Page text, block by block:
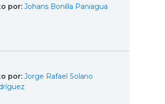
por: Johans Bonilla Paniagua
por: Jorge Rafael Solano